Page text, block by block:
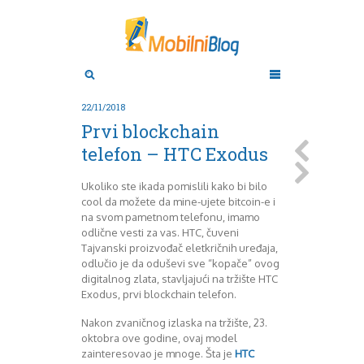
Android
Google
Huawei
Igrice
Lenovo
LG
Motorola
Samsung
Novembar 2011
Mart 2012
Maj 2012
Juni 2012
August 2012
Septembar 2012
Oktobar 2012
Februar 2013
22/11/2018
Prvi blockchain
telefon – HTC Exodus
Ukoliko ste ikada pomislili kako bi bilo
cool da možete da mine-ujete bitcoin-e i
na svom pametnom telefonu, imamo
odlične vesti za vas. HTC, čuveni
Tajvanski proizvođač eletkričnih uređaja,
odlučio je da oduševi sve “kopače” ovog
digitalnog zlata, stavljajući na tržište HTC
Exodus, prvi blockchain telefon.
Nakon zvaničnog izlaska na tržište, 23.
oktobra ove godine, ovaj model
zainteresovao je mnoge. Šta je HTC